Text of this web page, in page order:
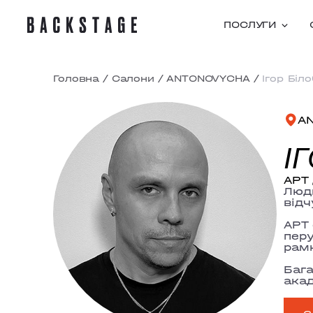
ПОСЛУГИ
Головна / Салони / ANTONOVYCHA / Ігор
АРТ
АРТ